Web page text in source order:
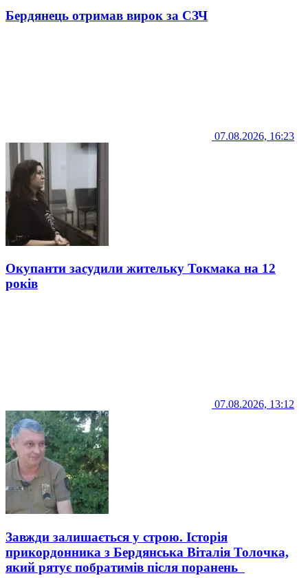
Бердянець отримав вирок за СЗЧ
07.08.2026, 16:23
Окупанти засудили жительку Токмака на 12
років
07.08.2026, 13:12
Завжди залишається у строю. Історія
прикордонника з Бердянська Віталія Толочка,
який рятує побратимів після поранень